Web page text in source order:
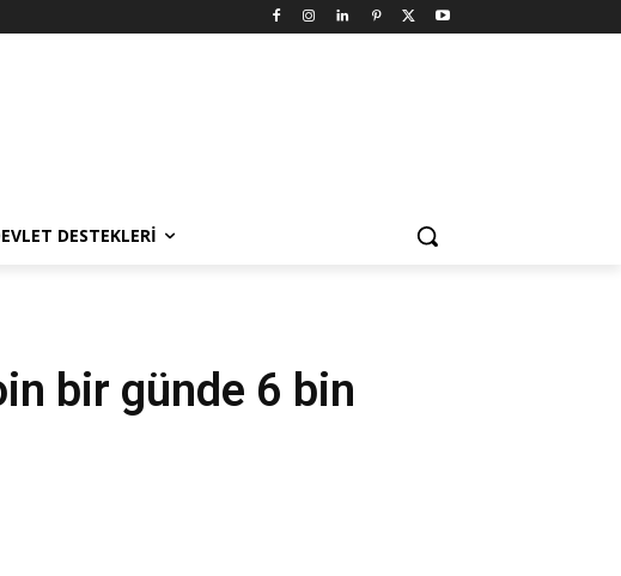
DESTEKLERI
bir günde 6 bin